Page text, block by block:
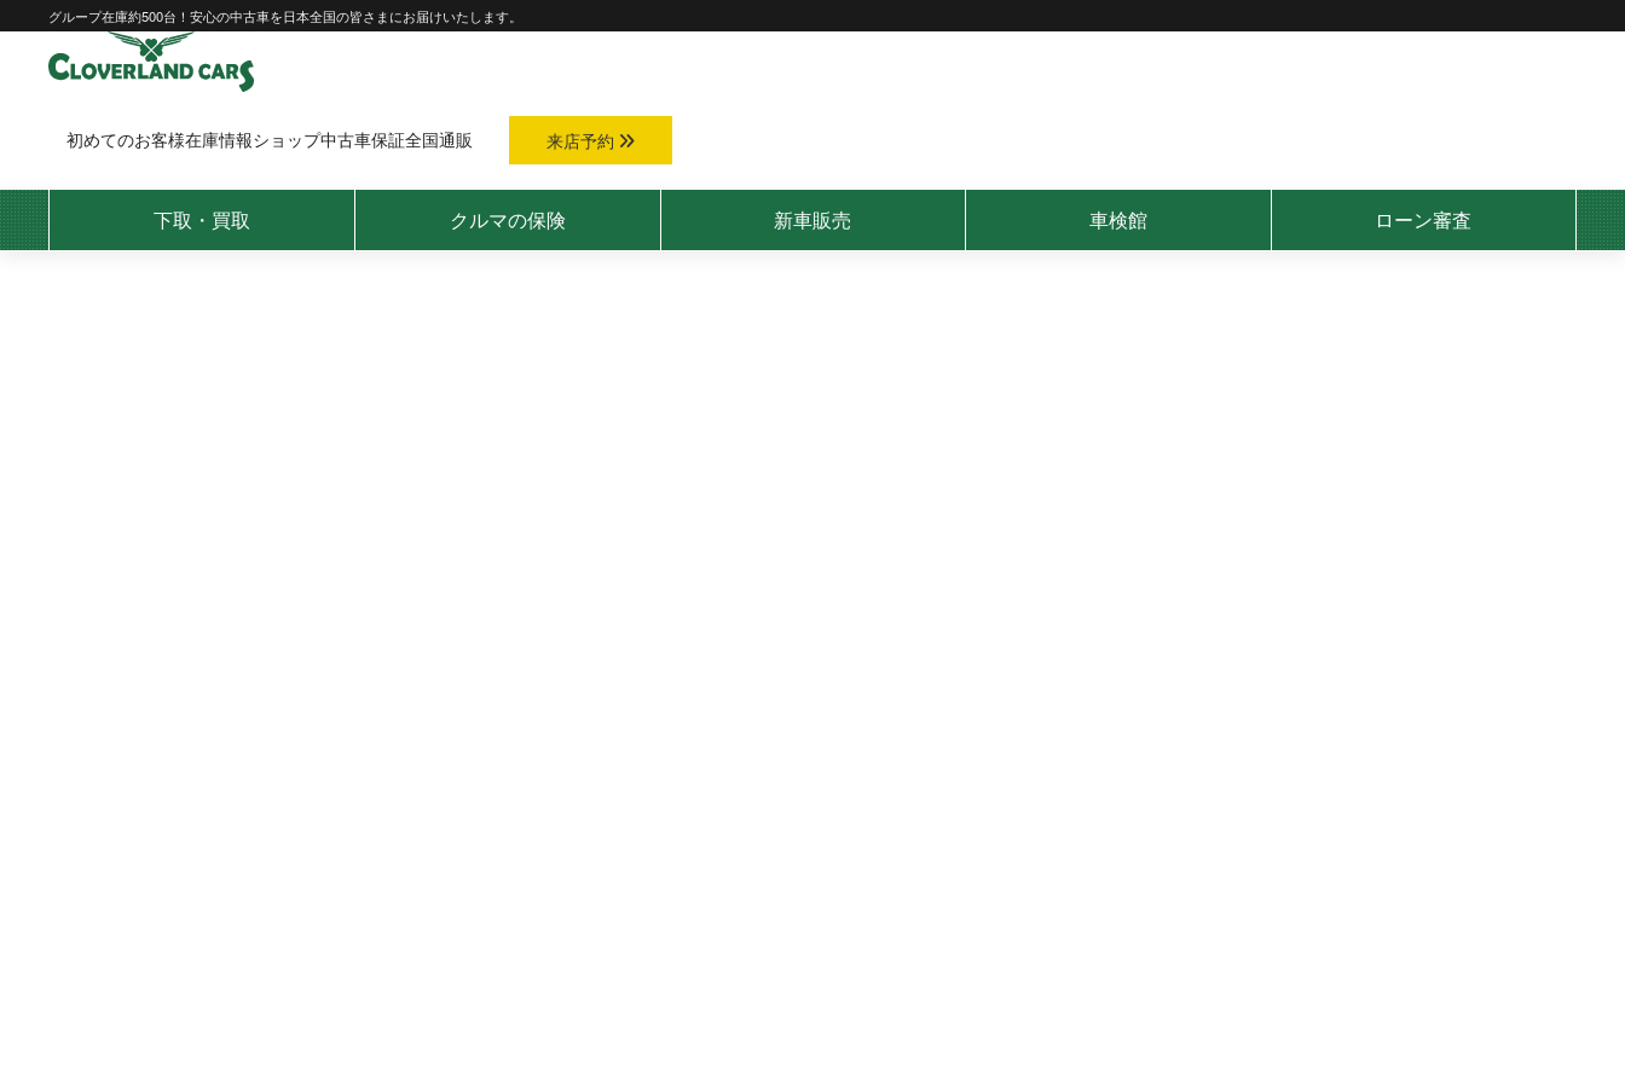
content
グループ在庫約500台！安心の中古車を日本全国の皆さまにお届けいたします。
初めてのお客様在庫情報ショップ中古車保証全国通販 来店予約
下取・買取 クルマの保険 新車販売 車検館 ローン審査